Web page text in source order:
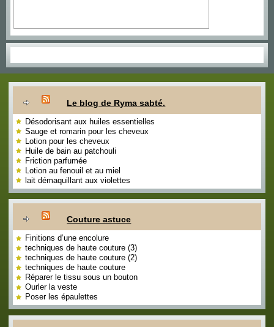
Le blog de Ryma sabté.
Désodorisant aux huiles essentielles
Sauge et romarin pour les cheveux
Lotion pour les cheveux
Huile de bain au patchouli
Friction parfumée
Lotion au fenouil et au miel
lait démaquillant aux violettes
Couture astuce
Finitions d’une encolure
techniques de haute couture (3)
techniques de haute couture (2)
techniques de haute couture
Réparer le tissu sous un bouton
Ourler la veste
Poser les épaulettes